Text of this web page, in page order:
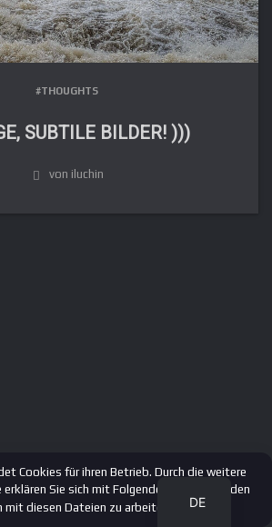
#THOUGHTS
SUBTILE BILDER! )))
von iluchin
DE
RU
Cookies für ihren Betrieb. Durch die weitere
Sie sich mit Folgendem einverstanden
mit diesen Dateien zu arbeiten. OK